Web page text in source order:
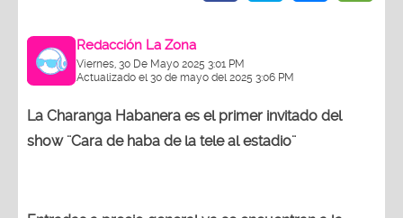
Redacción La Zona
Viernes, 30 De Mayo 2025 3:01 PM
Actualizado el 30 de mayo del 2025 3:06 PM
La Charanga Habanera es el primer invitado del
show ¨Cara de haba de la tele al estadio¨